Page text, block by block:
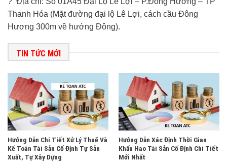
Thanh Hóa (Mặt đường đại lộ Lê Lợi, cách cầu Đông
Hương 300m về hướng Đông).
TIN TỨC MỚI
Hướng Dẫn Chi Tiết Xử Lý Thuế Và
Kế Toán Tài Sản Cố Định Tự Sản
Xuất, Tự Xây Dựng
Hướng Dẫn Xác Định Thời Gian
Khấu Hao Tài Sản Cố Định Chi Tiết
Mới Nhất